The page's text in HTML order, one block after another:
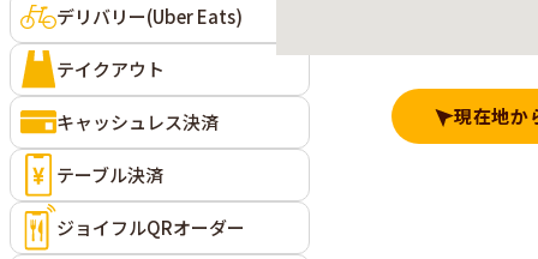
デリバリー(Uber Eats)
テイクアウト
キャッシュレス決済
テーブル決済
ジョイフルQRオーダー
現在地か